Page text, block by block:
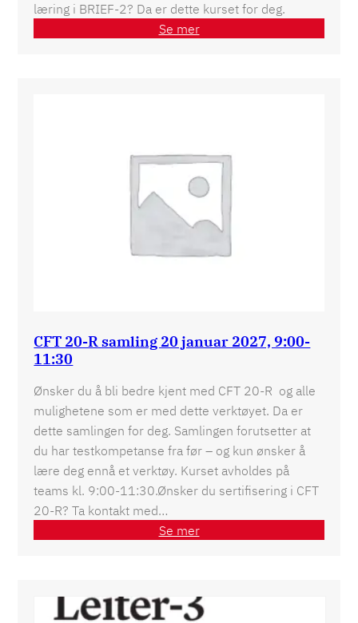
læring i BRIEF-2? Da er dette kurset for deg.
Se mer
CFT 20-R samling 20 januar 2027, 9:00-
11:30
Ønsker du å bli bedre kjent med CFT 20-R og alle
mulighetene som er med dette verktøyet. Da er
dette samlingen for deg. Samlingen forutsetter at
du har testkompetanse fra før – og kun ønsker å
lære deg ennå et verktøy. Kurset avholdes på
teams kl. 9:00-11:30.Ønsker du sertifisering i CFT
20-R? Ta kontakt med…
Se mer